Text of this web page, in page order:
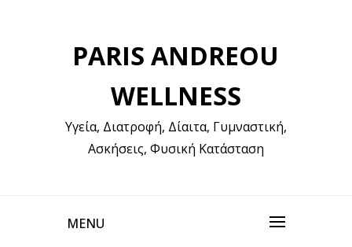
PARIS ANDREOU
WELLNESS
Υγεία, Διατροφή, Δίαιτα, Γυμναστική,
Ασκήσεις, Φυσική Κατάσταση
MENU